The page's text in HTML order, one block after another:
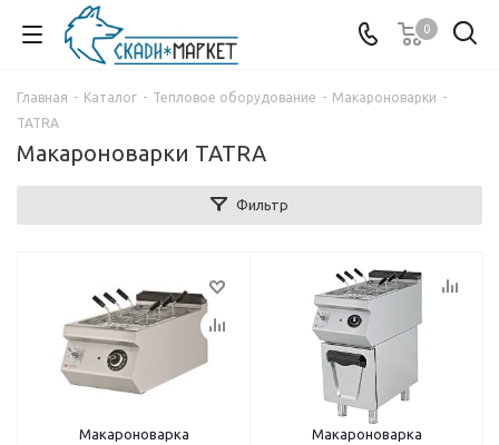
0
Главная - Каталог - Тепловое оборудование - Макароноварки -
TATRA
Макароноварки TATRA
Фильтр
Макароноварка
Макароноварка